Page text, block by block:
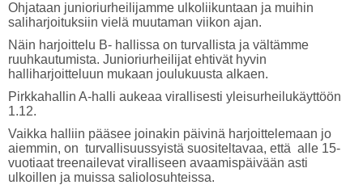
Ohjataan junioriurheilijamme ulkoliikuntaan ja muihin
saliharjoituksiin vielä muutaman viikon ajan.
Näin harjoittelu B- hallissa on turvallista ja vältämme
ruuhkautumista. Junioriurheilijat ehtivät hyvin
halliharjoitteluun mukaan joulukuusta alkaen.
Pirkkahallin A-halli aukeaa virallisesti yleisurheilukäyttöön
1.12.
Vaikka halliin pääsee joinakin päivinä harjoittelemaan jo
aiemmin, on turvallisuussyistä suositeltavaa, että alle 15-
vuotiaat treenailevat viralliseen avaamispäivään asti
ulkoillen ja muissa saliolosuhteissa.